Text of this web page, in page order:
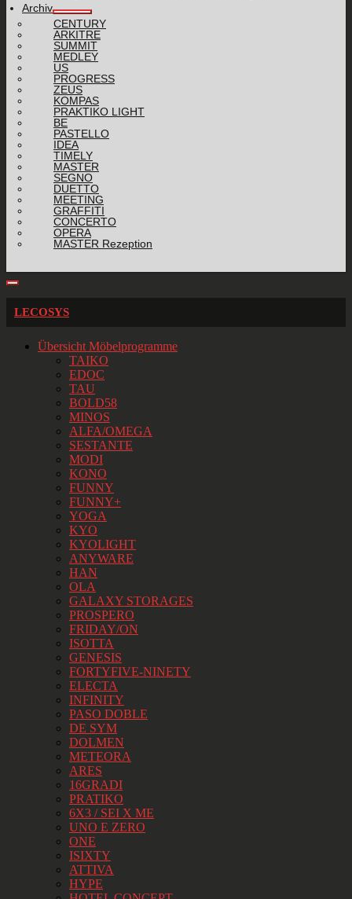
Archiv
CENTURY
ARKITRE
SUMMIT
MEDLEY
US
PROGRESS
ZEUS
KOMPAS
PRAKTIKO LIGHT
BE
PASTELLO
IDEA
TIMELY
MASTER
SEGNO
DUETTO
MEETING
GRAFFITI
CONCERTO
OPERA
MASTER Rezeption
LECOSYS
Übersicht Möbelprogramme
TAIKO
EDOC
TAU
BOLD58
MINOS
ALFA/OMEGA
SESTANTE
MODI
KONO
FUNNY
FUNNY+
YOGA
KYO
KYOLIGHT
ANYWARE
HAN
OLA
GALAXY STORAGES
PROSPERO
FRIDAY/ON
ISOTTA
GENESIS
FORTYFIVE-NINETY
ELECTA
INFINITY
PASO DOBLE
DE SYM
DOLMEN
METEORA
ARES
16GRADI
PRATIKO
6X3 / SEI X ME
UNO E ZERO
ONE
ISIXTY
ATTIVA
HYPE